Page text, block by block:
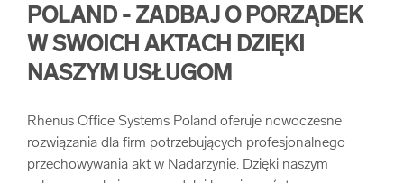
POLAND - ZADBAJ O PORZĄDEK
W SWOICH AKTACH DZIĘKI
NASZYM USŁUGOM
Rhenus Office Systems Poland oferuje nowoczesne
rozwiązania dla firm potrzebujących profesjonalnego
przechowywania akt w Nadarzynie. Dzięki naszym